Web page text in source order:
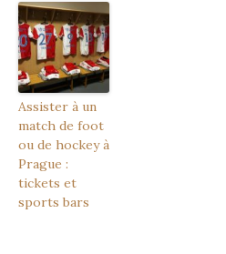
Assister à un
match de foot
ou de hockey à
Prague :
tickets et
sports bars